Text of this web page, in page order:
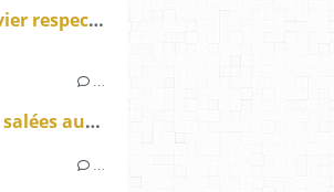
Le Petit Olivier respectons les bons produits de Provence pour notre hygiène beauté
Madeleines salées au miel local Comté et curry sans gluten ou pas